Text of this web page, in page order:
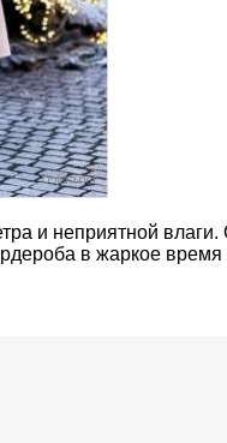
и неприятной
в жаркое время